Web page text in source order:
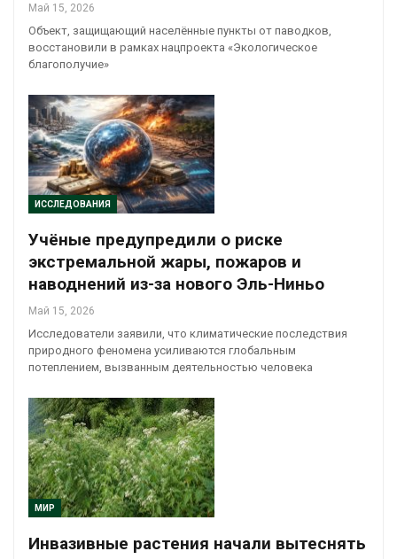
Май 15, 2026
Объект, защищающий населённые пункты от паводков,
восстановили в рамках нацпроекта «Экологическое
благополучие»
ИССЛЕДОВАНИЯ
Учёные предупредили о риске
экстремальной жары, пожаров и
наводнений из-за нового Эль-Ниньо
Май 15, 2026
Исследователи заявили, что климатические последствия
природного феномена усиливаются глобальным
потеплением, вызванным деятельностью человека
МИР
Инвазивные растения начали вытеснять